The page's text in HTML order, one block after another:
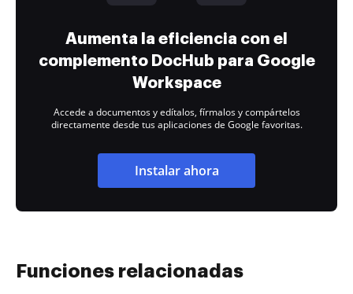
Aumenta la eficiencia con el
complemento DocHub para Google
Workspace
Accede a documentos y edítalos, fírmalos y compártelos
directamente desde tus aplicaciones de Google favoritas.
Instalar ahora
Funciones relacionadas